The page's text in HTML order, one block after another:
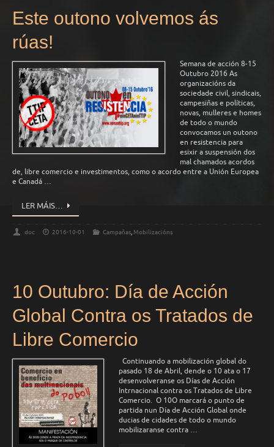
Este outono volvemos ás
rúas!
Semana de acción 8-15
Outubro 2016 As
organizacións da
sociedade civil, sindicais,
campesiñas e políticas,
novas, mulleres e homes
de todo o mundo
convocamos un outono
en resistencia para
esixir a suspensión dos
mal chamados acordos
de, libre comercio e investimentos, como o acordo entre a Unión Europea
e Canadá …
LER MÁIS…
doc 2016-10-01 Campañas, Mobilizacións
10 Outubro: Día de Acción
Global Contra os Tratados de
Libre Comercio
Continuando a mobilización global do
pasado 18 de Abril, dende o 10 ata o 17
desenvolveranse os Días de Acción
Intrnacional contra os Tratados de Libre
Comercio. O 10O marcará o punto de
partida nun Día de Acción Global onde
ducias de cidades de todo o mundo
mobilizaranse contra …